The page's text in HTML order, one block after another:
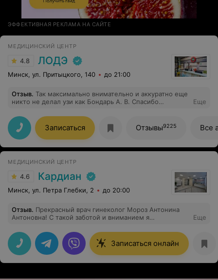
ЭФФЕКТИВНАЯ РЕКЛАМА НА САЙТЕ
МЕДИЦИНСКИЙ ЦЕНТР
4.8 ЛОДЭ
Минск, ул. Притыцкого, 140 до 21:00
Отзыв. Так максимально внимательно и аккуратно еще
никто не делал узи как Бондарь А. В. Спасибо
Еще
Записаться Отзывы9225 Все
МЕДИЦИНСКИЙ ЦЕНТР
4.6 Кардиан
Минск, ул. Петра Глебки, 2 до 20:00
Отзыв. Прекрасный врач гинеколог Мороз Антонина
Антоновна! С такой заботой и вниманием я
профессионала, самый высокий из множества ее
коллег из других частных центров и государственных
мед.учреждений. Увидела то, что другие не замечали.
Все понятно, спокойно и доступно объяснила. Это
первый прием у гинеколога за все мои 40 лет, который
Еще
Записаться онлайн